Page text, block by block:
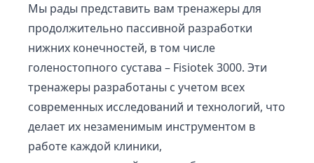
Мы рады представить вам тренажеры для
продолжительно пассивной разработки
нижних конечностей, в том числе
голеностопного сустава – Fisiotek 3000. Эти
тренажеры разработаны с учетом всех
современных исследований и технологий, что
делает их незаменимым инструментом в
работе каждой клиники,